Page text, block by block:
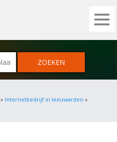
OPENMKB - DE ZAKELIJKE PORTAL
» Internetbedrijf in leeuwarden »